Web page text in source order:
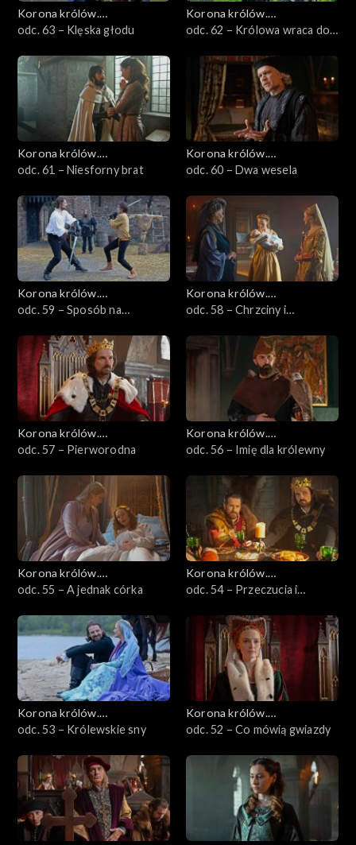
Korona królów.
Jagiellonowie
odc. 63 – Klęska głodu
Korona królów.
Jagiellonowie
odc. 62 – Królowa wraca do
Korona królów.
Jagiellonowie
odc. 61 – Niesforny brat
Korona królów.
Jagiellonowie
odc. 60 – Dwa wesela
Korona królów.
Jagiellonowie
odc. 59 – Sposób na
Korona królów.
Jagiellonowie
odc. 58 – Chrzciny i
Korona królów.
Jagiellonowie
odc. 57 – Pierworodna
Korona królów.
Jagiellonowie
odc. 56 – Imię dla królewny
Korona królów.
Jagiellonowie
odc. 55 – A jednak córka
Korona królów.
Jagiellonowie
odc. 54 – Przeczucia i
Korona królów.
Jagiellonowie
odc. 53 – Królewskie sny
Korona królów.
Jagiellonowie
odc. 52 – Co mówią gwiazdy